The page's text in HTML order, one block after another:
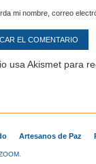
mi nombre, correo
usa Akismet para
Artesanos de Paz